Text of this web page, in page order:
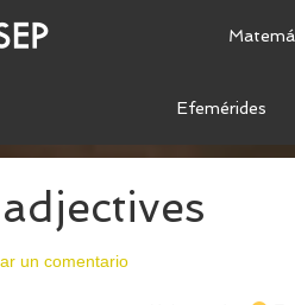
Efemérides
un comentario